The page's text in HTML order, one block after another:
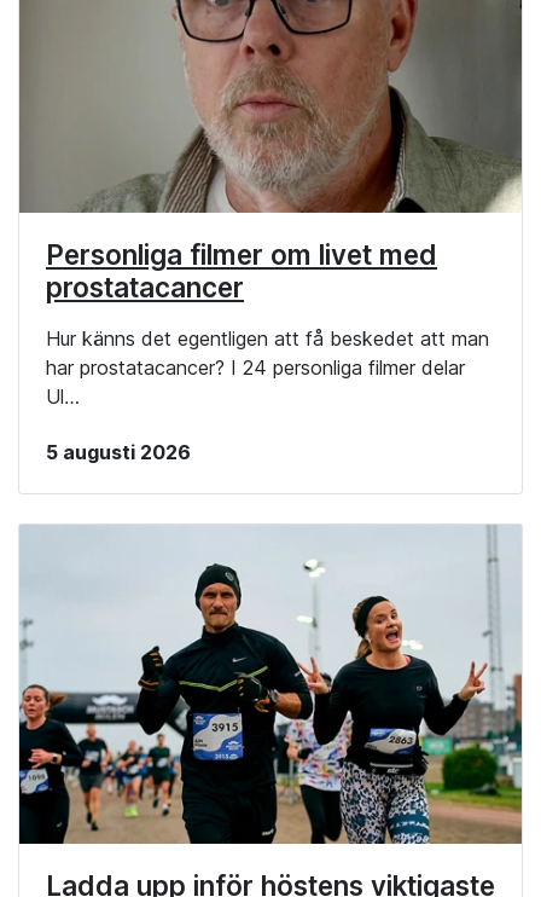
Personliga filmer om livet med
prostatacancer
Hur känns det egentligen att få beskedet att man
har prostatacancer? I 24 personliga filmer delar
Ul…
5 augusti 2026
Ladda upp inför höstens viktigaste